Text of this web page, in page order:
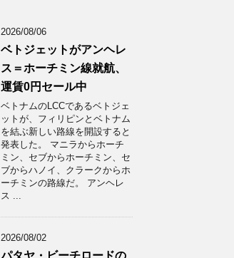
2026/08/06
ベトジェットがアンヘレ
ス＝ホーチミン線就航、
運賃0円セール中
ベトナムのLCCであるベトジェ
ットが、フィリピンとベトナム
を結ぶ新しい路線を開設すると
発表した。 マニラからホーチ
ミン、セブからホーチミン、セ
ブからハノイ、クラークからホ
ーチミンの路線だ。 アンヘレ
ス ...
2026/08/02
パタヤ・ビーチロードの